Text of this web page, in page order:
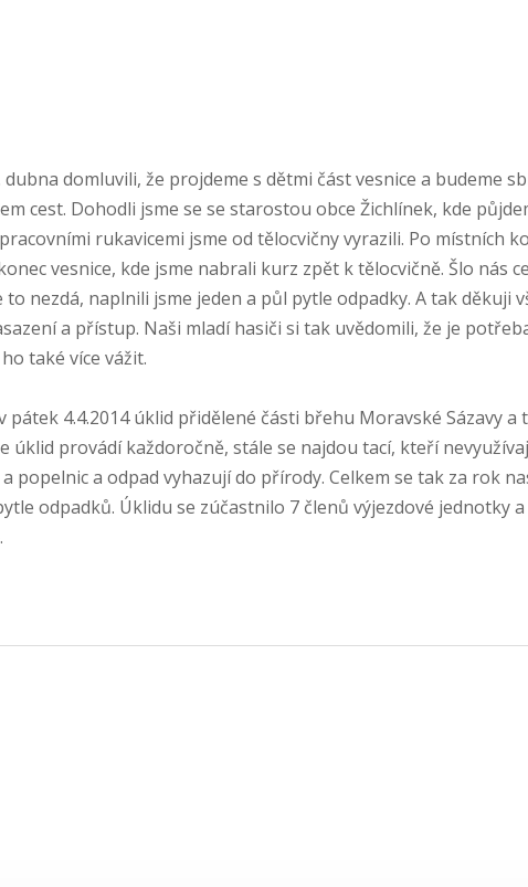
dubna domluvili, že projdeme s dětmi část vesnice a budeme
cest. Dohodli jsme se se starostou obce Žichlínek, kde
rukavicemi jsme od tělocvičny vyrazili. Po místních
vesnice, kde jsme nabrali kurz zpět k tělocvičně. Šlo nás
to nezdá, naplnili jsme jeden a půl pytle odpadky. A tak děkuji
a přístup. Naši mladí hasiči si tak uvědomili, že je
také více vážit.
pátek 4.4.2014 úklid přidělené části břehu Moravské Sázavy a
úklid provádí každoročně, stále se najdou tací, kteří
popelnic a odpad vyhazují do přírody. Celkem se tak za rok
odpadků. Úklidu se zúčastnilo 7 členů výjezdové jednotky a